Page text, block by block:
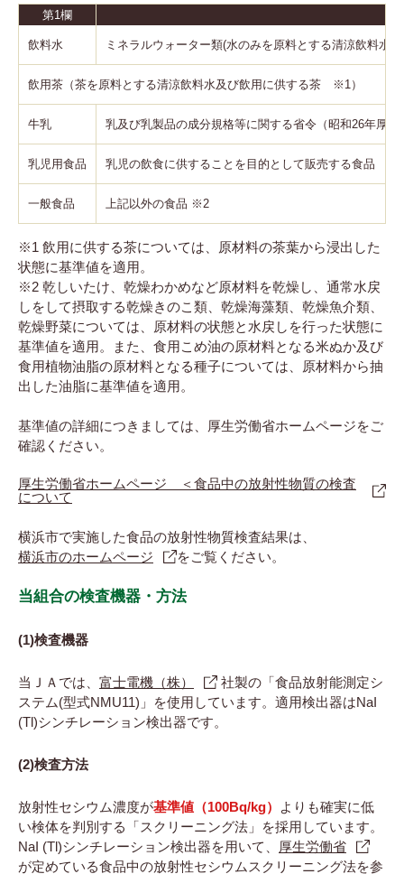
第1欄
飲料水 ミネラルウォーター類(水のみを原料とする清涼飲料水)
飲用茶（茶を原料とする清涼飲料水及び飲用に供する茶 ※1）
牛乳 乳及び乳製品の成分規格等に関する省令（昭和26年厚
乳児用食品 乳児の飲食に供することを目的として販売する食品
一般食品 上記以外の食品 ※2
※1 飲用に供する茶については、原材料の茶葉から浸出した
状態に基準値を適用。
※2 乾しいたけ、乾燥わかめなど原材料を乾燥し、通常水戻
しをして摂取する乾燥きのこ類、乾燥海藻類、乾燥魚介類、
乾燥野菜については、原材料の状態と水戻しを行った状態に
基準値を適用。また、食用こめ油の原材料となる米ぬか及び
食用植物油脂の原材料となる種子については、原材料から抽
出した油脂に基準値を適用。
基準値の詳細につきましては、厚生労働省ホームページをご
確認ください。
厚生労働省ホームページ ＜食品中の放射性物質の検査
について
横浜市で実施した食品の放射性物質検査結果は、
横浜市のホームページ
をご覧ください。
当組合の検査機器・方法
(1)検査機器
当ＪＡでは、 富士電機（株）
社製の「食品放射能測定シ
ステム(型式NMU11)」を使用しています。適用検出器はNaI
(Tl)シンチレーション検出器です。
(2)検査方法
放射性セシウム濃度が基準値（100Bq/kg）
よりも確実に低
い検体を判別する「スクリーニング法」を採用しています。
NaI (Tl)シンチレーション検出器を用いて、
厚生労働省
が定めている食品中の放射性セシウムスクリーニング法を参